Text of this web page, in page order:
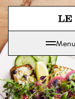
Le Pain Menu